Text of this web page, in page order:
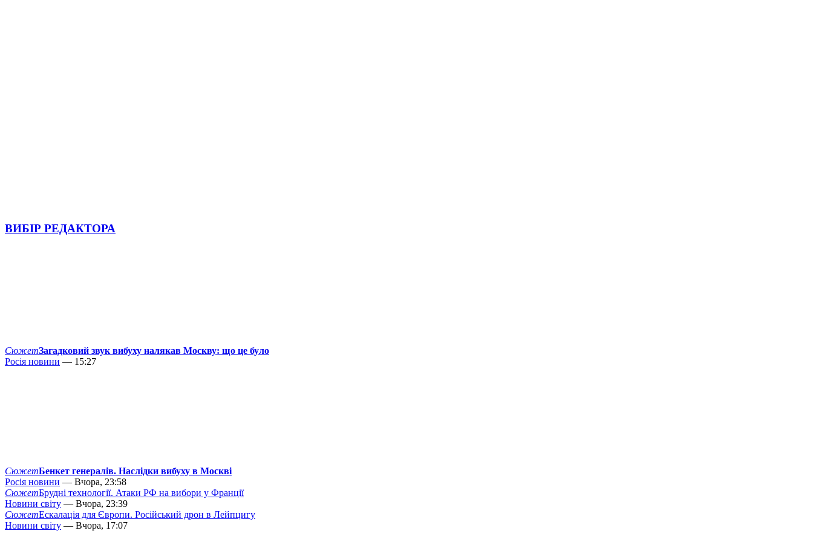
ВИБІР РЕДАКТОРА
СюжетЗагадковий звук вибуху налякав Москву: що це було
Росія новини — 15:27
СюжетБенкет генералів. Наслідки вибуху в Москві
Росія новини — Вчора, 23:58
СюжетБрудні технології. Атаки РФ на вибори у Франції
Новини світу — Вчора, 23:39
СюжетЕскалація для Європи. Російський дрон в Лейпцигу
Новини світу — Вчора, 17:07